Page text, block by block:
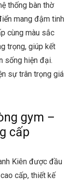
thống bàn thờ
mang đậm tinh
cùng màu sắc
trọng, giúp kết
sống hiện đại.
sự trân trọng giá
gym –
cấp
Kiên được đầu
cấp, thiết kế